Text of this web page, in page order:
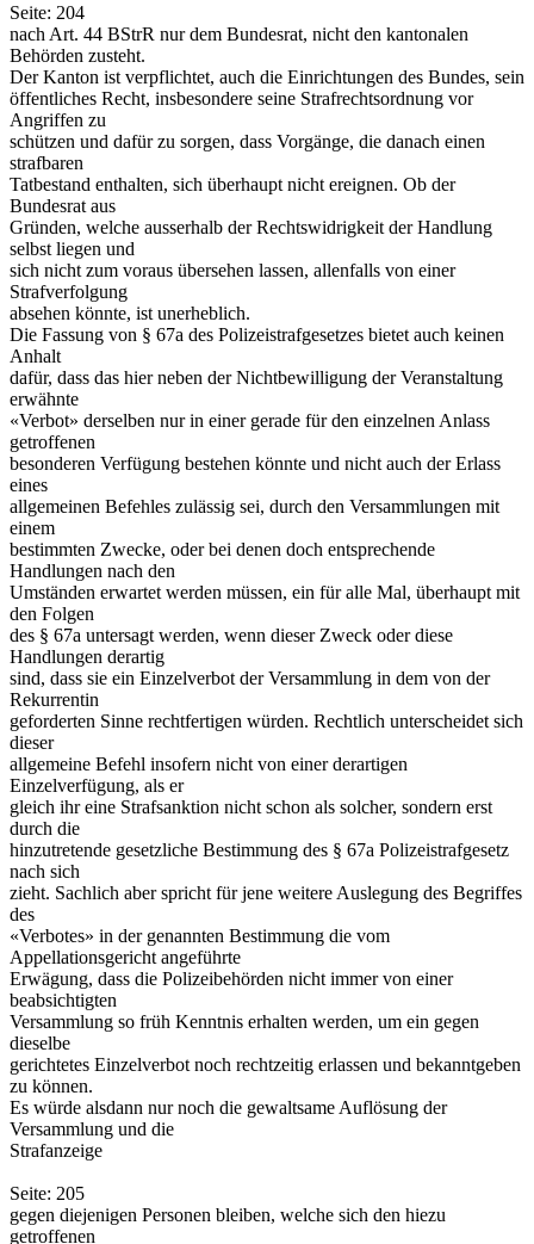
Seite: 204
nach Art. 44 BStrR nur dem Bundesrat, nicht den kantonalen
Behörden zusteht.
Der Kanton ist verpflichtet, auch die Einrichtungen des Bundes, sein
öffentliches Recht, insbesondere seine Strafrechtsordnung vor
Angriffen zu
schützen und dafür zu sorgen, dass Vorgänge, die danach einen
strafbaren
Tatbestand enthalten, sich überhaupt nicht ereignen. Ob der
Bundesrat aus
Gründen, welche ausserhalb der Rechtswidrigkeit der Handlung
selbst liegen und
sich nicht zum voraus übersehen lassen, allenfalls von einer
Strafverfolgung
absehen könnte, ist unerheblich.
Die Fassung von § 67a des Polizeistrafgesetzes bietet auch keinen
Anhalt
dafür, dass das hier neben der Nichtbewilligung der Veranstaltung
erwähnte
«Verbot» derselben nur in einer gerade für den einzelnen Anlass
getroffenen
besonderen Verfügung bestehen könnte und nicht auch der Erlass
eines
allgemeinen Befehles zulässig sei, durch den Versammlungen mit
einem
bestimmten Zwecke, oder bei denen doch entsprechende
Handlungen nach den
Umständen erwartet werden müssen, ein für alle Mal, überhaupt mit
den Folgen
des § 67a untersagt werden, wenn dieser Zweck oder diese
Handlungen derartig
sind, dass sie ein Einzelverbot der Versammlung in dem von der
Rekurrentin
geforderten Sinne rechtfertigen würden. Rechtlich unterscheidet sich
dieser
allgemeine Befehl insofern nicht von einer derartigen
Einzelverfügung, als er
gleich ihr eine Strafsanktion nicht schon als solcher, sondern erst
durch die
hinzutretende gesetzliche Bestimmung des § 67a Polizeistrafgesetz
nach sich
zieht. Sachlich aber spricht für jene weitere Auslegung des Begriffes
des
«Verbotes» in der genannten Bestimmung die vom
Appellationsgericht angeführte
Erwägung, dass die Polizeibehörden nicht immer von einer
beabsichtigten
Versammlung so früh Kenntnis erhalten werden, um ein gegen
dieselbe
gerichtetes Einzelverbot noch rechtzeitig erlassen und bekanntgeben
zu können.
Es würde alsdann nur noch die gewaltsame Auflösung der
Versammlung und die
Strafanzeige
Seite: 205
gegen diejenigen Personen bleiben, welche sich den hiezu
getroffenen